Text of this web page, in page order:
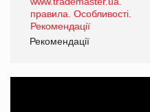
Рекомендації